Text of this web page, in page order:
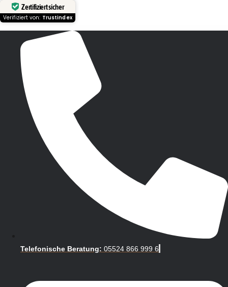
Zertifiziert sicher
Verifiziert von: Trustindex
Telefonische Beratung: 05524 866 999 6